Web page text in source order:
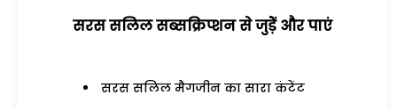
सरस सलिल सब्सक्रिप्शन से जुड़ेें और पाएं
सरस सलिल मैगजीन का सारा कंटेंट